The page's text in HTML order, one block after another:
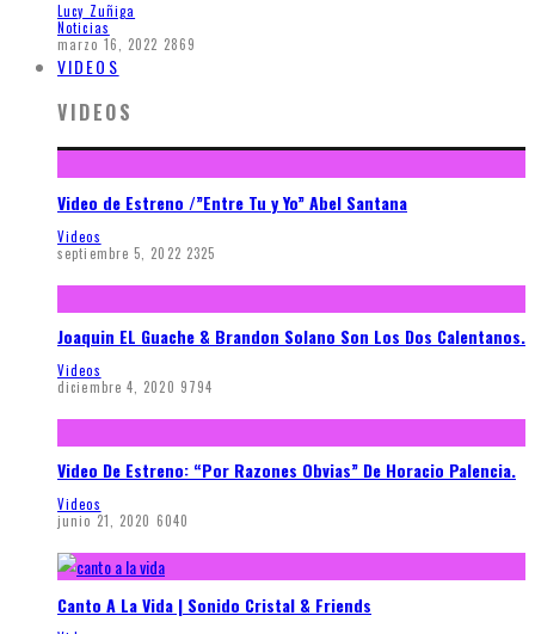
Lucy Zuñiga
Noticias
marzo 16, 2022 2869
VIDEOS
VIDEOS
Video de Estreno /”Entre Tu y Yo” Abel Santana
Videos
septiembre 5, 2022 2325
Joaquin EL Guache & Brandon Solano Son Los Dos Calentanos.
Videos
diciembre 4, 2020 9794
Video De Estreno: “Por Razones Obvias” De Horacio Palencia.
Videos
junio 21, 2020 6040
Canto A La Vida | Sonido Cristal & Friends